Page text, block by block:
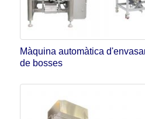
Màquina automàtica
de bosses